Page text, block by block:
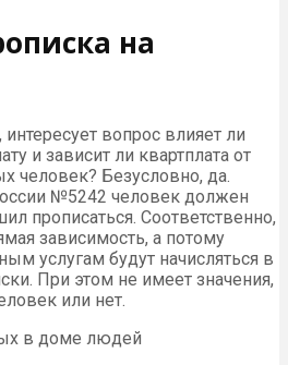
на
вопрос влияет ли
и зависит ли квартплата от
человек? Безусловно, да.
№5242 человек должен
прописаться. Соответственно,
зависимость, а потому
услугам будут начисляться в
При этом не имеет значения,
или нет.
в доме людей